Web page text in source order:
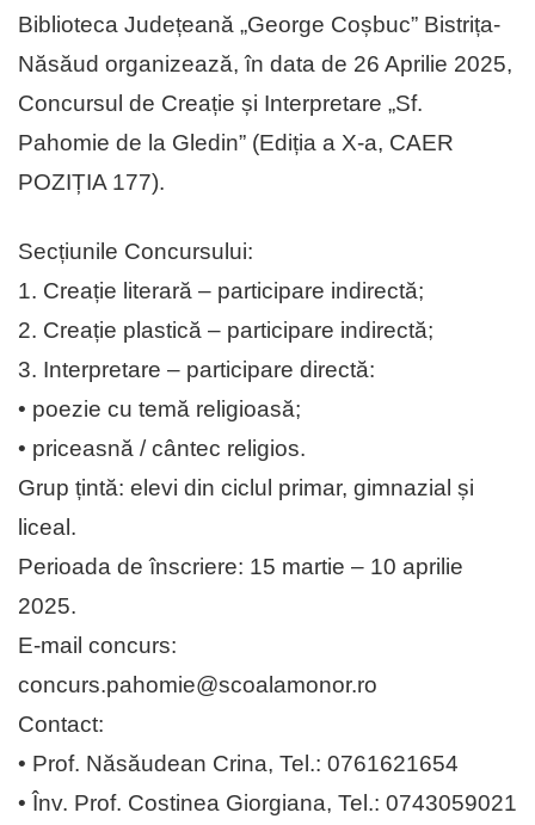
Biblioteca Județeană „George Coșbuc” Bistrița-
Năsăud organizează, în data de 26 Aprilie 2025,
Concursul de Creație și Interpretare „Sf.
Pahomie de la Gledin” (Ediția a X-a, CAER
POZIȚIA 177).
Secțiunile Concursului:
1. Creație literară – participare indirectă;
2. Creație plastică – participare indirectă;
3. Interpretare – participare directă:
• poezie cu temă religioasă;
• priceasnă / cântec religios.
Grup țintă: elevi din ciclul primar, gimnazial și
liceal.
Perioada de înscriere: 15 martie – 10 aprilie
2025.
E-mail concurs:
concurs.pahomie@scoalamonor.ro
Contact:
• Prof. Năsăudean Crina, Tel.: 0761621654
• Înv. Prof. Costinea Giorgiana, Tel.: 0743059021